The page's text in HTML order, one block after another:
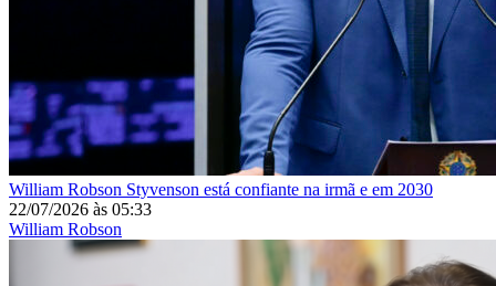
William Robson Styvenson está confiante na irmã e em 2030
22/07/2026 às 05:33
William Robson